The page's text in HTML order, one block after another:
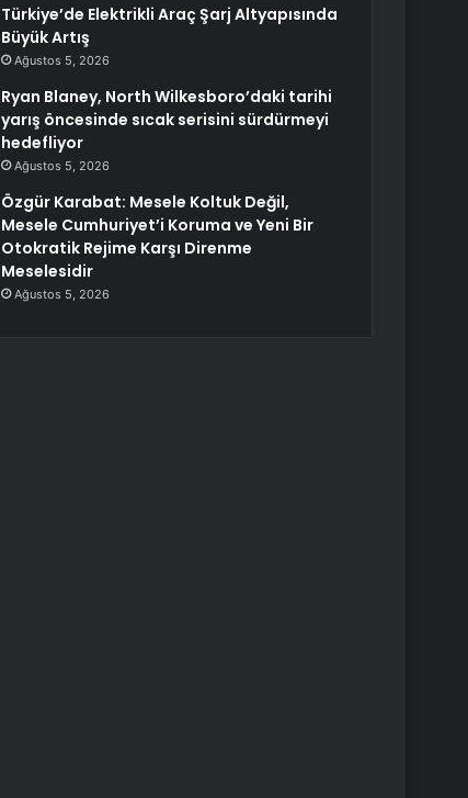
Türkiye’de Elektrikli Araç Şarj Altyapısında
Büyük Artış
Ağustos 5, 2026
Ryan Blaney, North Wilkesboro’daki tarihi
yarış öncesinde sıcak serisini sürdürmeyi
hedefliyor
Ağustos 5, 2026
Özgür Karabat: Mesele Koltuk Değil,
Mesele Cumhuriyet’i Koruma ve Yeni Bir
Otokratik Rejime Karşı Direnme
Meselesidir
Ağustos 5, 2026